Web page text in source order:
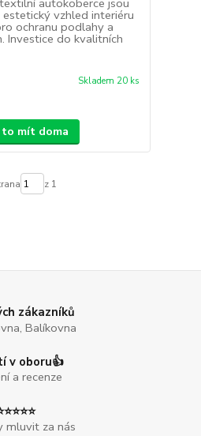
autokoberce jsou
vzhled interiéru
ochranu podlahy a
Investice do kvalitních
Skladem 20 ks
mít doma
z 1
zákazníků
Balíkovna
v oboru👍
a recenze
mluvit za nás